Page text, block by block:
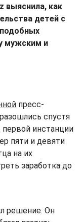
выяснила, как
детей с
мужским и
пресс-
спустя
инстанции
пяти и девяти
на их
заработка до
решение. Он